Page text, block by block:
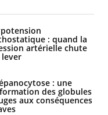
: quand la
artérielle chute
lever
: une
des globules
aux conséquences